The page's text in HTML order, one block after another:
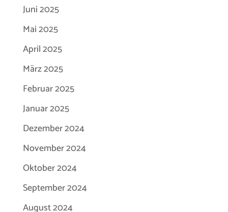
Juni 2025
Mai 2025
April 2025
März 2025
Februar 2025
Januar 2025
Dezember 2024
November 2024
Oktober 2024
September 2024
August 2024